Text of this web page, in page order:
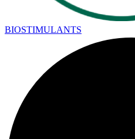
BIOSTIMULANTS